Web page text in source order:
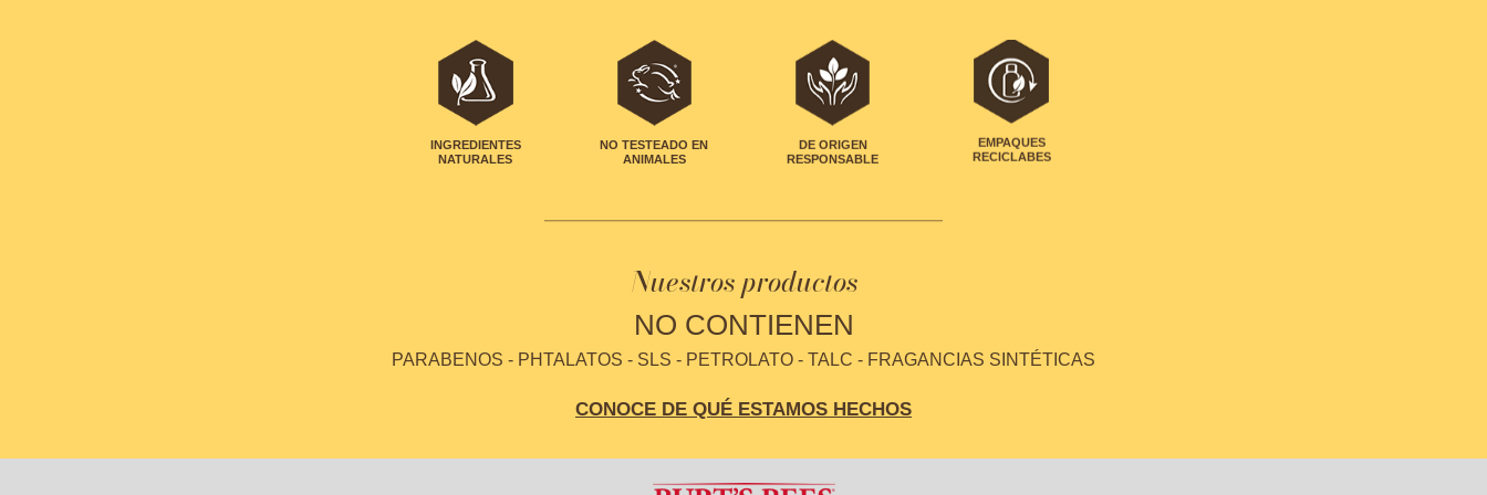
INGREDIENTES
NATURALES
NO TESTEADO EN
ANIMALES
DE ORIGEN
RESPONSABLE
EMPAQUES
RECICLABES
Nuestros productos
NO CONTIENEN
PARABENOS - PHTALATOS - SLS - PETROLATO - TALC - FRAGANCIAS SINTÉTICAS
CONOCE DE QUÉ ESTAMOS HECHOS